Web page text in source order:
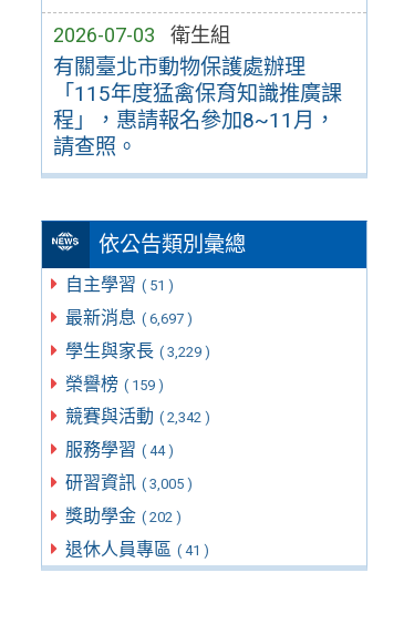
2026-07-03 衛生組
有關臺北市動物保護處辦理
「115年度猛禽保育知識推廣課
程」，惠請報名參加8~11月，
請查照。
依公告類別彙總
自主學習 ( 51 )
最新消息 ( 6,697 )
學生與家長 ( 3,229 )
榮譽榜 ( 159 )
競賽與活動 ( 2,342 )
服務學習 ( 44 )
研習資訊 ( 3,005 )
獎助學金 ( 202 )
退休人員專區 ( 41 )